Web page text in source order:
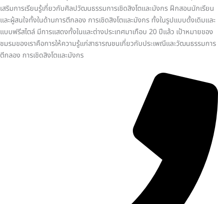
เสริมการเรียนรู้เกี่ยวกับศิลปวัฒนธรรมการเชิดสิงโตและมังกร ฝึกสอนนักเรียน
และผู้สนใจทั้งในด้านการตีกลอง การเชิดสิงโตและมังกร ทั้งในรูปแบบดั้งเดิมและ
แบบฟรีสไตล์ มีการแสดงทั้งในและต่างประเทศมาเกือบ 20 ปีแล้ว เป้าหมายของ
ชมรมของเราคือการให้ความรู้แก่สาธารณชนเกี่ยวกับประเพณีและวัฒนธรรมการ
ตีกลอง การเชิดสิงโตและมังกร